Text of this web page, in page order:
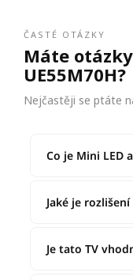
ČASTÉ OTÁZKY
Máte
UE55M70H?
Nejčastěji se ptáte
Co je Mini LED
Jaké je
Je tato TV